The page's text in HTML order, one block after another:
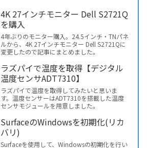
4K 27インチモニター Dell S2721Q
を購入
4年ぶりのモニター購入。24.5インチ・TNパネ
ルから、4K 27インチモニター Dell S2721Qに
変更したので記事にまとめました。
ラズパイで温度を取得【デジタル
温度センサADT7310】
ラズパイで温度を取得してみたいと思いま
す。温度センサーはADT7310を搭載した温度
センサモジュールを用意しました。
SurfaceのWindowsを初期化(リカ
バリ)
Surfaceを使用して、Windowsの初期化を行い